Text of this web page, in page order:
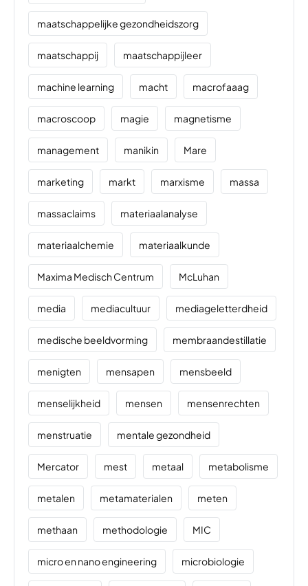
maatschappelijke gezondheidszorg
maatschappij maatschappijleer
machine learning macht macrofaaag
macroscoop magie magnetisme
management manikin Mare
marketing markt marxisme massa
massaclaims materiaalanalyse
materiaalchemie materiaalkunde
Maxima Medisch Centrum McLuhan
media mediacultuur mediageletterdheid
medische beeldvorming membraandestillatie
menigten mensapen mensbeeld
menselijkheid mensen mensenrechten
menstruatie mentale gezondheid
Mercator mest metaal metabolisme
metalen metamaterialen meten
methaan methodologie MIC
micro en nano engineering microbiologie